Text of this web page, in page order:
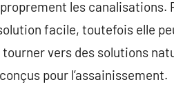
les canalisations.
facile, toutefois elle
vers des solutions
pour l’assainissement.